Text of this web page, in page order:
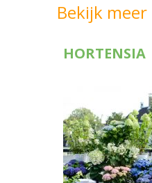
Bekijk
HORTENSIA